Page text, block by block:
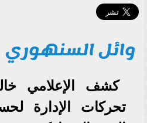
وائل السنهوري
كشف الإعلامي
تحركات الإدارة